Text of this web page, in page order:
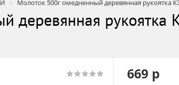
Молоток 500г омедненный деревянная рукоятка
деревянная
669 р